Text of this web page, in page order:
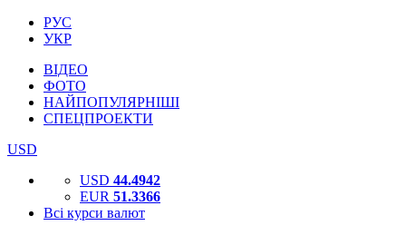
РУС
УКР
ВІДЕО
ФОТО
НАЙПОПУЛЯРНІШІ
СПЕЦПРОЕКТИ
USD
USD 44.4942
EUR 51.3366
Всі курси валют